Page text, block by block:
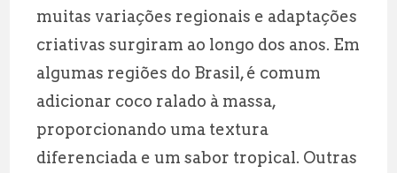
muitas variações regionais e adaptações
criativas surgiram ao longo dos anos. Em
algumas regiões do Brasil, é comum
adicionar coco ralado à massa,
proporcionando uma textura
diferenciada e um sabor tropical. Outras